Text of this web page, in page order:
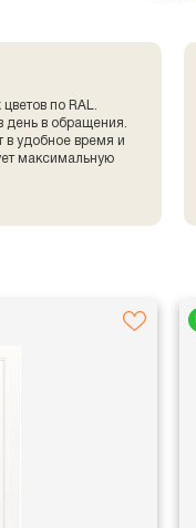
по RAL.
в обращения.
в удобное время и
максимальную